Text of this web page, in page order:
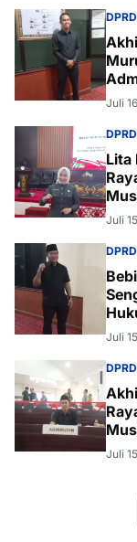
Juli
Lita
Juli
Juli
Juli